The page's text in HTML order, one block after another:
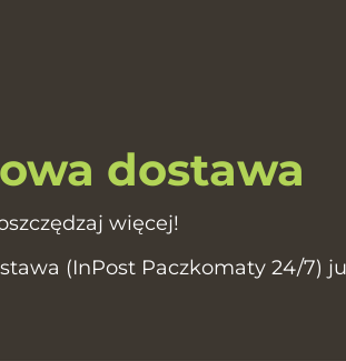
dostawa
więcej!
(InPost Paczkomaty 24/7)